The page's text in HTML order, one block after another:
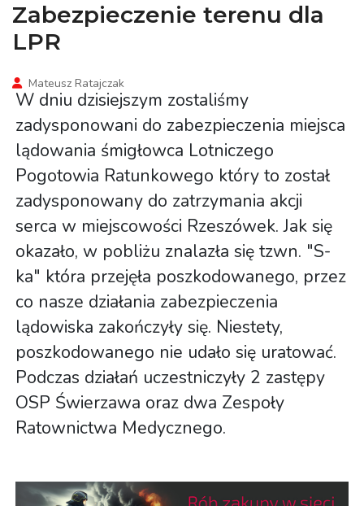
Zabezpieczenie terenu dla
LPR
Mateusz Ratajczak
W dniu dzisiejszym zostaliśmy
zadysponowani do zabezpieczenia miejsca
lądowania śmigłowca Lotniczego
Pogotowia Ratunkowego który to został
zadysponowany do zatrzymania akcji
serca w miejscowości Rzeszówek. Jak się
okazało, w pobliżu znalazła się tzwn. "S-
ka" która przejęła poszkodowanego, przez
co nasze działania zabezpieczenia
lądowiska zakończyły się. Niestety,
poszkodowanego nie udało się uratować.
Podczas działań uczestniczyły 2 zastępy
OSP Świerzawa oraz dwa Zespoły
Ratownictwa Medycznego.